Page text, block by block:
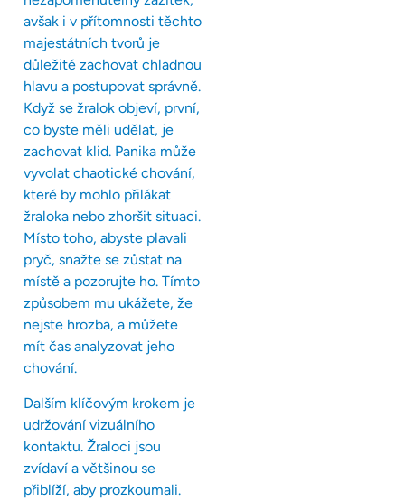
avšak i v přítomnosti těchto
majestátních tvorů je
důležité zachovat chladnou
hlavu a postupovat správně.
Když se žralok objeví, první,
co byste měli udělat, je
zachovat klid. Panika může
vyvolat chaotické chování,
které by mohlo přilákat
žraloka nebo zhoršit situaci.
Místo toho, abyste plavali
pryč, snažte se zůstat na
místě a pozorujte ho. Tímto
způsobem mu ukážete, že
nejste hrozba, a můžete
mít čas analyzovat jeho
chování.
Dalším klíčovým krokem je
udržování vizuálního
kontaktu. Žraloci jsou
zvídaví a většinou se
přiblíží, aby prozkoumali.